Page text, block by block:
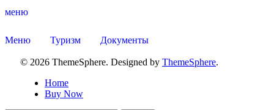
меню
Меню Туризм Документы
© 2026 ThemeSphere. Designed by ThemeSphere.
Home
Buy Now